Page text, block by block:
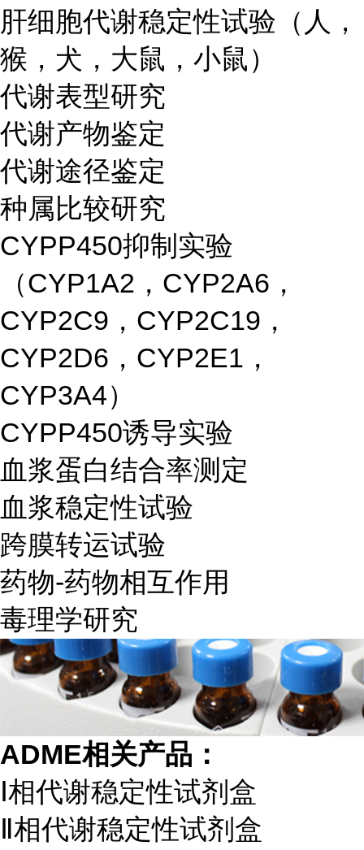
肝细胞代谢稳定性试验（人，
猴，犬，大鼠，小鼠）
代谢表型研究
代谢产物鉴定
代谢途径鉴定
种属比较研究
CYPP450抑制实验
（CYP1A2，CYP2A6，
CYP2C9，CYP2C19，
CYP2D6，CYP2E1，
CYP3A4）
CYPP450诱导实验
血浆蛋白结合率测定
血浆稳定性试验
跨膜转运试验
药物-药物相互作用
毒理学研究
ADME相关产品：
Ⅰ相代谢稳定性试剂盒
Ⅱ相代谢稳定性试剂盒